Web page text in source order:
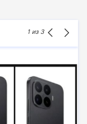
1 из 3